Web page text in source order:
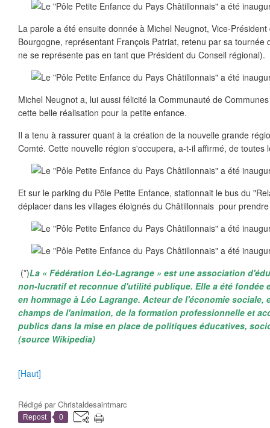
La parole a été ensuite donnée à Michel Neugnot, Vice-
Bourgogne, représentant François Patriat, retenu par sa tournée
ne se représente pas en tant que Président du Conseil régional).
Michel Neugnot a, lui aussi félicité la Communauté de
cette belle réalisation pour la petite enfance.
Il a tenu à rassurer quant à la création de la nouvelle grande
Comté. Cette nouvelle région s'occupera, a-t-il affirmé, de toutes
Et sur le parking du Pôle Petite Enfance, stationnait le bus du
déplacer dans les villages éloignés du Châtillonnais pour
(*)La « Fédération Léo-Lagrange » est une association
non-lucratif et reconnue d'utilité publique. Elle a été fondée
en hommage à Léo Lagrange. Acteur de l'économie sociale,
champs de l'animation, de la formation professionnelle et
publics dans la mise en place de politiques éducatives,
(source Wikipedia)
[Haut]
Rédigé parChristaldesaintmarc
Repost 0